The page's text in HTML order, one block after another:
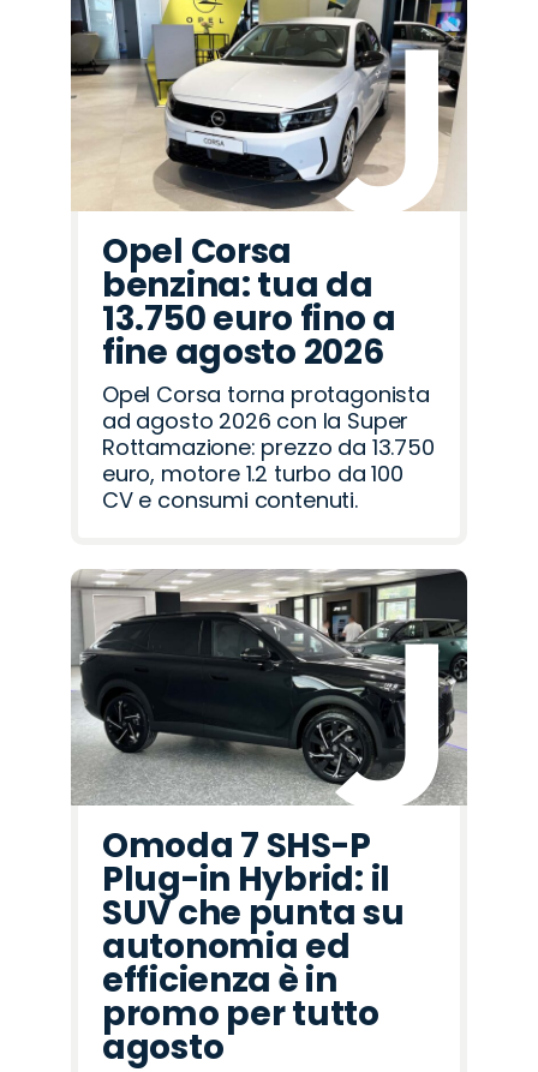
Opel Corsa
benzina: tua da
13.750 euro fino a
fine agosto 2026
Opel Corsa torna protagonista
ad agosto 2026 con la Super
Rottamazione: prezzo da 13.750
euro, motore 1.2 turbo da 100
CV e consumi contenuti.
Omoda 7 SHS-P
Plug-in Hybrid: il
SUV che punta su
autonomia ed
efficienza è in
promo per tutto
agosto